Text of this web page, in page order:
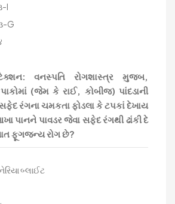
I
G
વનસ્પતિ રોગશાસ્ત્ર મુજબ,
(જેમ કે રાઈ, કોબીજ) પાંદડાની
રંગના ચમકતા ફોડલા કે ટપકાં દેખાય
પાનને પાવડર જેવા સફેદ રંગથી ઢાંકી દે
ફૂગજન્ય રોગ છે?
બ્લાઈટ